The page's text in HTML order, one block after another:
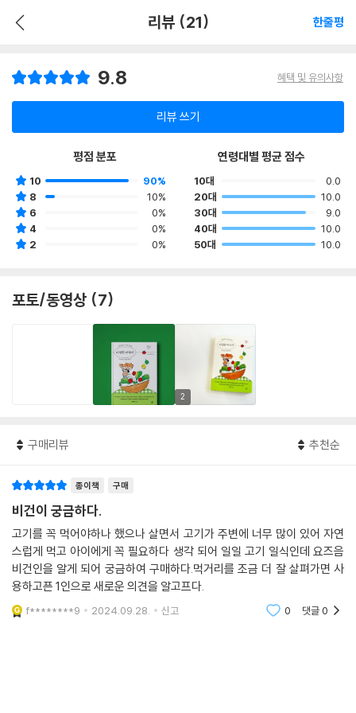
리뷰 (21) 한줄평
9.8 혜택 및 유의사항
리뷰 쓰기
평점 분포
10
90%
8
10%
6
0%
4
0%
2
0%
연령대별 평균 점수
10대
0.0
20대
10.0
30대
9.0
40대
10.0
50대
10.0
포토/동영상 (7)
2
구매리뷰 추천순
종이책 구매
비건이 궁금하다.
고기를 꼭 먹어야하나 했으나 살면서 고기가 주변에 너무 많이 있어 자연
스럽게 먹고 아이에게 꼭 필요하다 생각 되어 일일 고기 일식인데 요즈음
비건인을 알게 되어 궁금하여 구매하다.먹거리를 조금 더 잘 살펴가면 사
용하고픈 1인으로 새로운 의견을 알고프다.
f********9 2024.09.28. 신고 0 댓글0